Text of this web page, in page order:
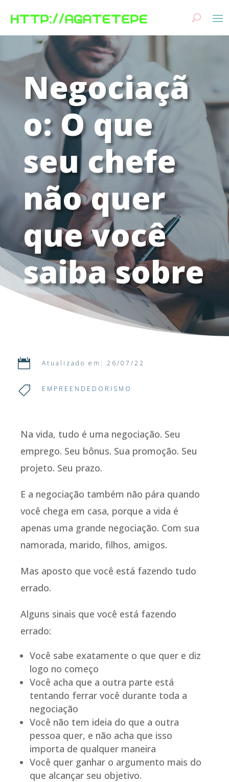
Negociaçã
o: O que
seu chefe
não quer
que você
saiba sobre
 Atualizado em: 26/07/22
 EMPREENDEDORISMO
Na vida, tudo é uma negociação. Seu
emprego. Seu bônus. Sua promoção. Seu
projeto. Seu prazo.
E a negociação também não pára quando
você chega em casa, porque a vida é
apenas uma grande negociação. Com sua
namorada, marido, filhos, amigos.
Mas aposto que você está fazendo tudo
errado.
Alguns sinais que você está fazendo
errado:
Você sabe exatamente o que quer e diz
logo no começo
Você acha que a outra parte está
tentando ferrar você durante toda a
negociação
Você não tem ideia do que a outra
pessoa quer, e não acha que isso
importa de qualquer maneira
Você quer ganhar o argumento mais do
que alcançar seu objetivo.